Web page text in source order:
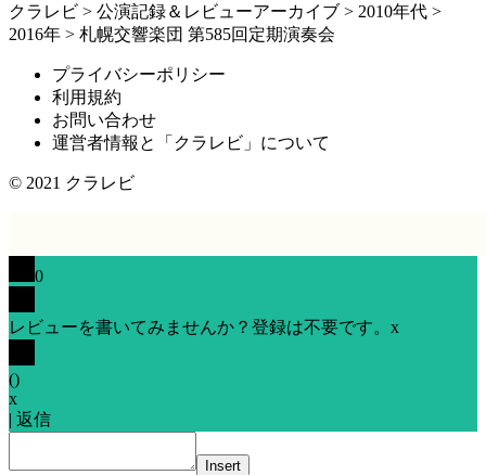
クラレビ > 公演記録＆レビューアーカイブ > 2010年代 >
2016年 > 札幌交響楽団 第585回定期演奏会
プライバシーポリシー
利用規約
お問い合わせ
運営者情報と「クラレビ」について
© 2021 クラレビ
0
レビューを書いてみませんか？登録は不要です。 x
()
x
| 返信
Insert